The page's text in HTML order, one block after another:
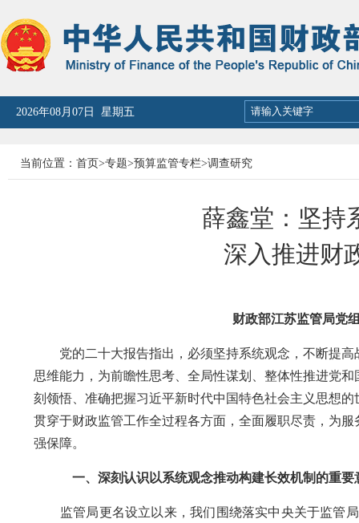
2026年08月07日 星期五
当前位置： 首页>专题>预算监管专栏>调查研究
薛鑫堂：坚持
深入推进财
财政部江苏监管局党
党的二十大报告指出，必须坚持系统观念，不断提
思维能力，为前瞻性思考、全局性谋划、整体性推进党
刻领悟、准确把握习近平新时代中国特色社会主义思想
贯穿于财政监管工作全过程各方面 ，全面履职尽责 ， 为服
强保障。
一、深刻认识以系统观念推动构建长效机制的重要
监管局更名设立以来，我们围绕落实中央关于监管局